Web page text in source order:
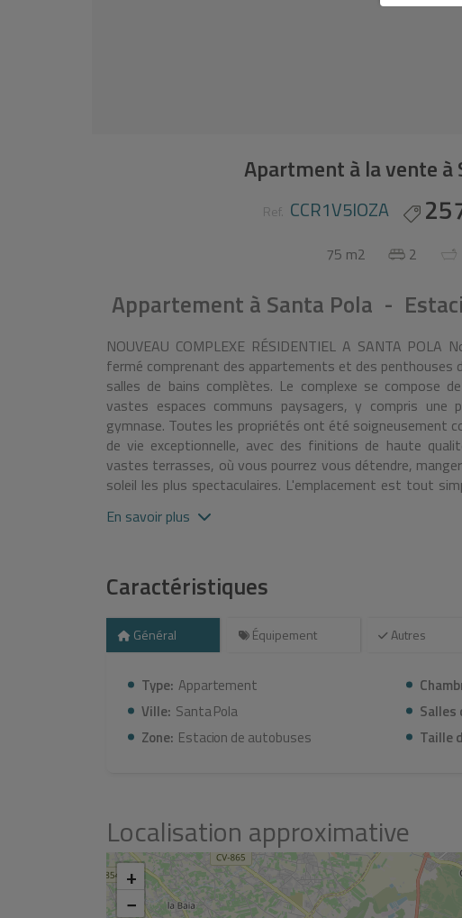
Apartment à la vente à
Ref. CCR1V5IOZA
75 m2 2
Appartement à Santa Pola -
NOUVEAU COMPLEXE RÉSIDENTIEL A SANTA POLA
fermé comprenant des appartements et des penthouses
salles de bains complètes. Le complexe se compose
vastes espaces communs paysagers, y compris une
gymnase. Toutes les propriétés ont été soigneusement
de vie exceptionnelle, avec des finitions de haute
vastes terrasses, où vous pourrez vous détendre,
soleil les plus spectaculaires. L'emplacement est tout
à proximité d'un large éventail de restaurants, de bars et
En savoir plus
Caractéristiques
Général Équipement Autres
Type: Appartement
Ville: Santa Pola Salles
Zone: Estacion de autobuses Taille
Localisation approximative
+
−